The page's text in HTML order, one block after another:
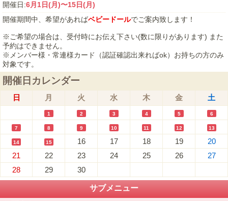
開催日:6月1日(月)〜15日(月)
開催期間中、希望があればベビードールでご案内致します！
※ご希望の場合は、受付時にお伝え下さい(数に限りがあります) また
予約はできません。
※メンバー様・常連様カード（認証確認出来ればok）お持ちの方のみ
対象です。
開催日カレンダー
日 月 火 水 木 金 土
1 2 3 4 5 6
7 8 9 10 11 12 13
14 15 16 17 18 19
20
21
22 23 24 25 26
27
28
29 30
サブメニュー